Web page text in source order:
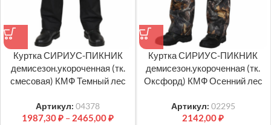
Куртка СИРИУС-ПИКНИК
демисезон.укороченная (тк.
смесовая) КМФ Темный лес
Артикул:04378
1987,30₽ – 2465,00₽
Куртка СИРИУС-ПИКНИК
демисезон.укороченная (тк.
Оксфорд) КМФ Осенний лес
Артикул: 02295
2142,00₽